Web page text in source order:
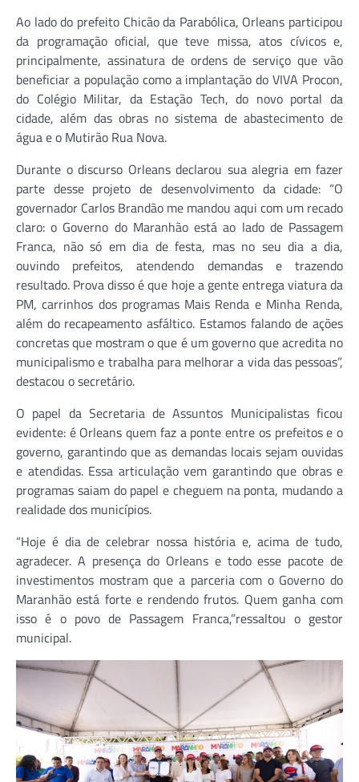
Ao lado do prefeito Chicão da Parabólica, Orleans participou
da programação oficial, que teve missa, atos cívicos e,
principalmente, assinatura de ordens de serviço que vão
beneficiar a população como a implantação do VIVA Procon,
do Colégio Militar, da Estação Tech, do novo portal da
cidade, além das obras no sistema de abastecimento de
água e o Mutirão Rua Nova.
Durante o discurso Orleans declarou sua alegria em fazer
parte desse projeto de desenvolvimento da cidade: “O
governador Carlos Brandão me mandou aqui com um recado
claro: o Governo do Maranhão está ao lado de Passagem
Franca, não só em dia de festa, mas no seu dia a dia,
ouvindo prefeitos, atendendo demandas e trazendo
resultado. Prova disso é que hoje a gente entrega viatura da
PM, carrinhos dos programas Mais Renda e Minha Renda,
além do recapeamento asfáltico. Estamos falando de ações
concretas que mostram o que é um governo que acredita no
municipalismo e trabalha para melhorar a vida das pessoas”,
destacou o secretário.
O papel da Secretaria de Assuntos Municipalistas ficou
evidente: é Orleans quem faz a ponte entre os prefeitos e o
governo, garantindo que as demandas locais sejam ouvidas
e atendidas. Essa articulação vem garantindo que obras e
programas saiam do papel e cheguem na ponta, mudando a
realidade dos municípios.
“Hoje é dia de celebrar nossa história e, acima de tudo,
agradecer. A presença do Orleans e todo esse pacote de
investimentos mostram que a parceria com o Governo do
Maranhão está forte e rendendo frutos. Quem ganha com
isso é o povo de Passagem Franca,”ressaltou o gestor
municipal.